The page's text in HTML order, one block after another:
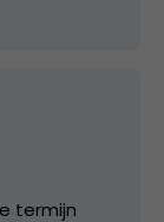
termijn